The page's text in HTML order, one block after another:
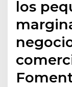
los